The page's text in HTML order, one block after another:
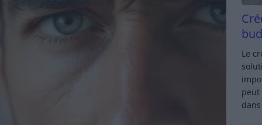
Le
peut